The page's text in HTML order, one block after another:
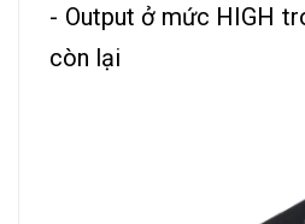
- Output ở mức HIGH
còn lại